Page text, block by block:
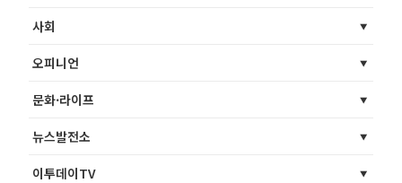
사회
오피니언
문화·라이프
뉴스발전소
이투데이TV